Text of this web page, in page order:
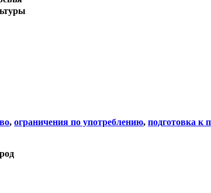
, ограничения по употреблению, подготовка к